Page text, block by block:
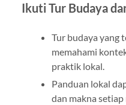
Ikuti Tur Budaya
Tur budaya yang
memahami
praktik lokal.
Panduan lokal
dan makna